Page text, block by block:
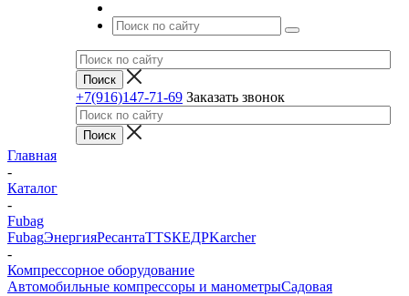
+7(916)147-71-69 Заказать звонок
Главная
-
Каталог
-
Fubag
FubagЭнергияРесантаTTSКЕДРKarcher
-
Компрессорное оборудование
Автомобильные компрессоры и манометрыСадовая